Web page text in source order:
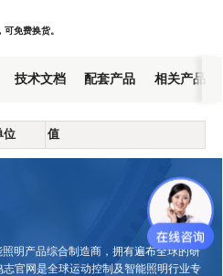
免费换货。
技术文档 配套产品 相关产品
位 值
明产品综合制造商，拥有遍布全球的研
官网是全球运动控制及智能照明行业专